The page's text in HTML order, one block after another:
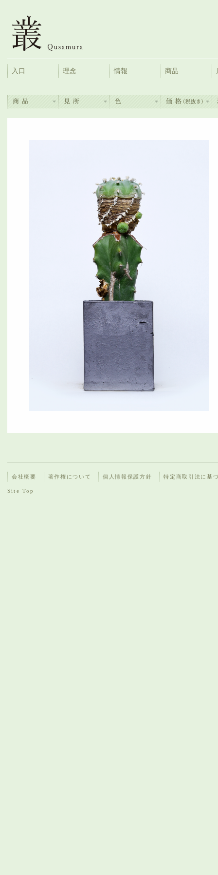
入口 理念 情報 商品
会社概要 著作権について 個人情報保護方針 特定商取引法に基
Site Top